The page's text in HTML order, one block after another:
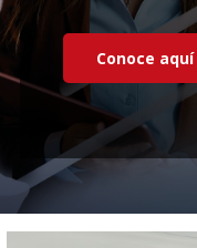
Conoce